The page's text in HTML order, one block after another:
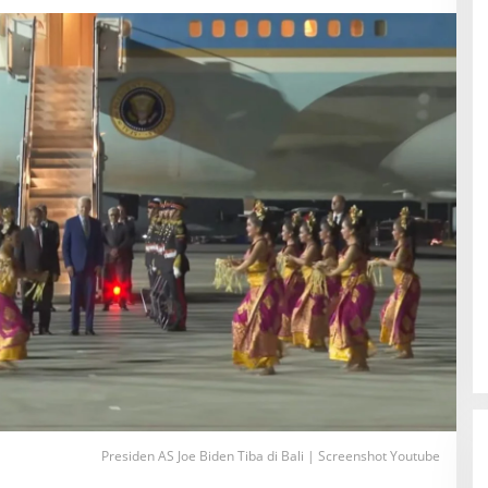
Presiden AS Joe Biden Tiba di Bali | Screenshot Youtube